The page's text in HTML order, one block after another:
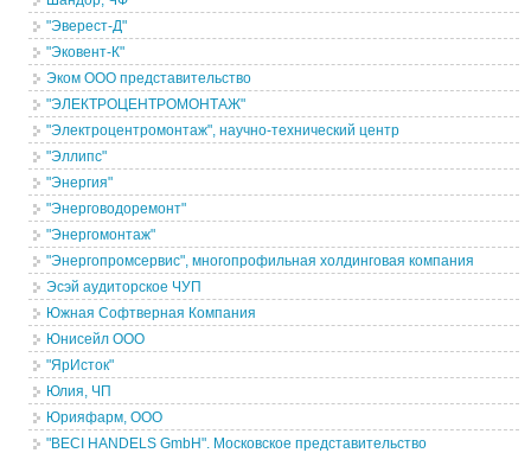
"Эверест-Д"
"Эковент-К"
Эком ООО представительство
"ЭЛЕКТРОЦЕНТРОМОНТАЖ"
"Электроцентромонтаж", научно-технический центр
"Эллипс"
"Энергия"
"Энерговодоремонт"
"Энергомонтаж"
"Энергопромсервис", многопрофильная холдинговая компания
Эсэй аудиторское ЧУП
Южная Софтверная Компания
Юнисейл ООО
"ЯрИсток"
Юлия, ЧП
Юрияфарм, ООО
"BECI HANDELS GmbH". Московское представительство